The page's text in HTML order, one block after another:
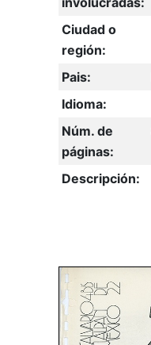
Ciudad o
región:
Pais:
Idioma:
Núm. de
páginas:
Descripción: